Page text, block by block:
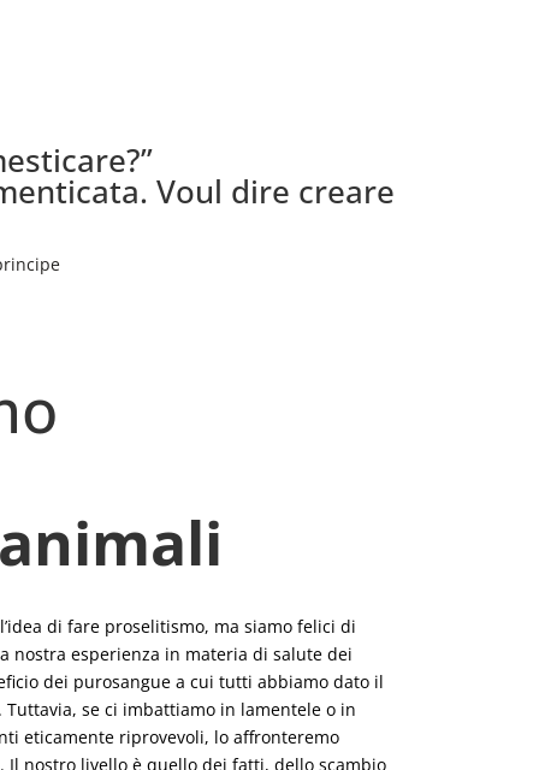
Voul dire creare
di fare proselitismo, ma siamo felici di
nostra esperienza in materia di salute dei
dei purosangue a cui tutti abbiamo dato il
Tuttavia, se ci imbattiamo in lamentele o in
eticamente riprovevoli, lo affronteremo
Il nostro livello è quello dei fatti, dello scambio